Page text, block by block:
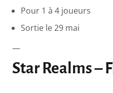
Pour 1 à 4 joueurs
Sortie le 29 mai
—
Star Realms –